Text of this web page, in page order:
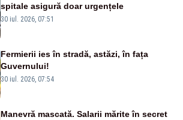
spitale asigură doar urgențele
30 iul. 2026, 07:51
Fermierii ies în stradă, astăzi, în fața
Guvernului!
30 iul. 2026, 07:54
Manevră mascată. Salarii mărite în secret